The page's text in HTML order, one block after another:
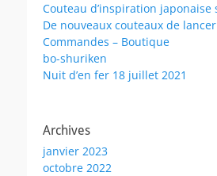
Couteau d’inspiration japonaise
De nouveaux couteaux de
Commandes – Boutique
bo-shuriken
Nuit d’en fer 18 juillet 2021
Archives
janvier 2023
octobre 2022